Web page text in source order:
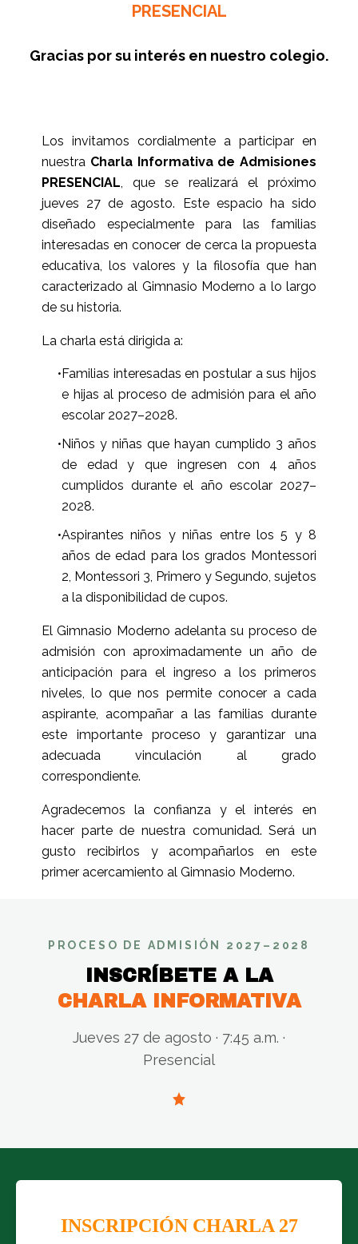
PRESENCIAL
Gracias por su interés en nuestro colegio.
Los invitamos cordialmente a participar en
nuestra Charla Informativa de Admisiones
PRESENCIAL, que se realizará el próximo
jueves 27 de agosto. Este espacio ha sido
diseñado especialmente para las familias
interesadas en conocer de cerca la propuesta
educativa, los valores y la filosofía que han
caracterizado al Gimnasio Moderno a lo largo
de su historia.
La charla está dirigida a:
•Familias interesadas en postular a sus hijos
e hijas al proceso de admisión para el año
escolar 2027–2028.
•Niños y niñas que hayan cumplido 3 años
de edad y que ingresen con 4 años
cumplidos durante el año escolar 2027–
2028.
•Aspirantes niños y niñas entre los 5 y 8
años de edad para los grados Montessori
2, Montessori 3, Primero y Segundo, sujetos
a la disponibilidad de cupos.
El Gimnasio Moderno adelanta su proceso de
admisión con aproximadamente un año de
anticipación para el ingreso a los primeros
niveles, lo que nos permite conocer a cada
aspirante, acompañar a las familias durante
este importante proceso y garantizar una
adecuada vinculación al grado
correspondiente.
Agradecemos la confianza y el interés en
hacer parte de nuestra comunidad. Será un
gusto recibirlos y acompañarlos en este
primer acercamiento al Gimnasio Moderno.
PROCESO DE ADMISIÓN 2027–2028
INSCRÍBETE A LA
CHARLA INFORMATIVA
Jueves 27 de agosto · 7:45 a.m. ·
Presencial